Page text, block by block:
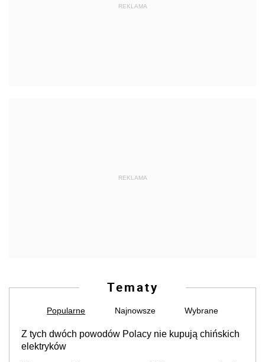
REKLAMA
REKLAMA
Tematy
Popularne Najnowsze Wybrane
Z tych dwóch powodów Polacy nie kupują chińskich
elektryków